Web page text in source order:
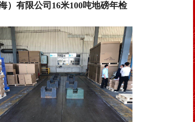
）有限公司 16米100吨地磅年检